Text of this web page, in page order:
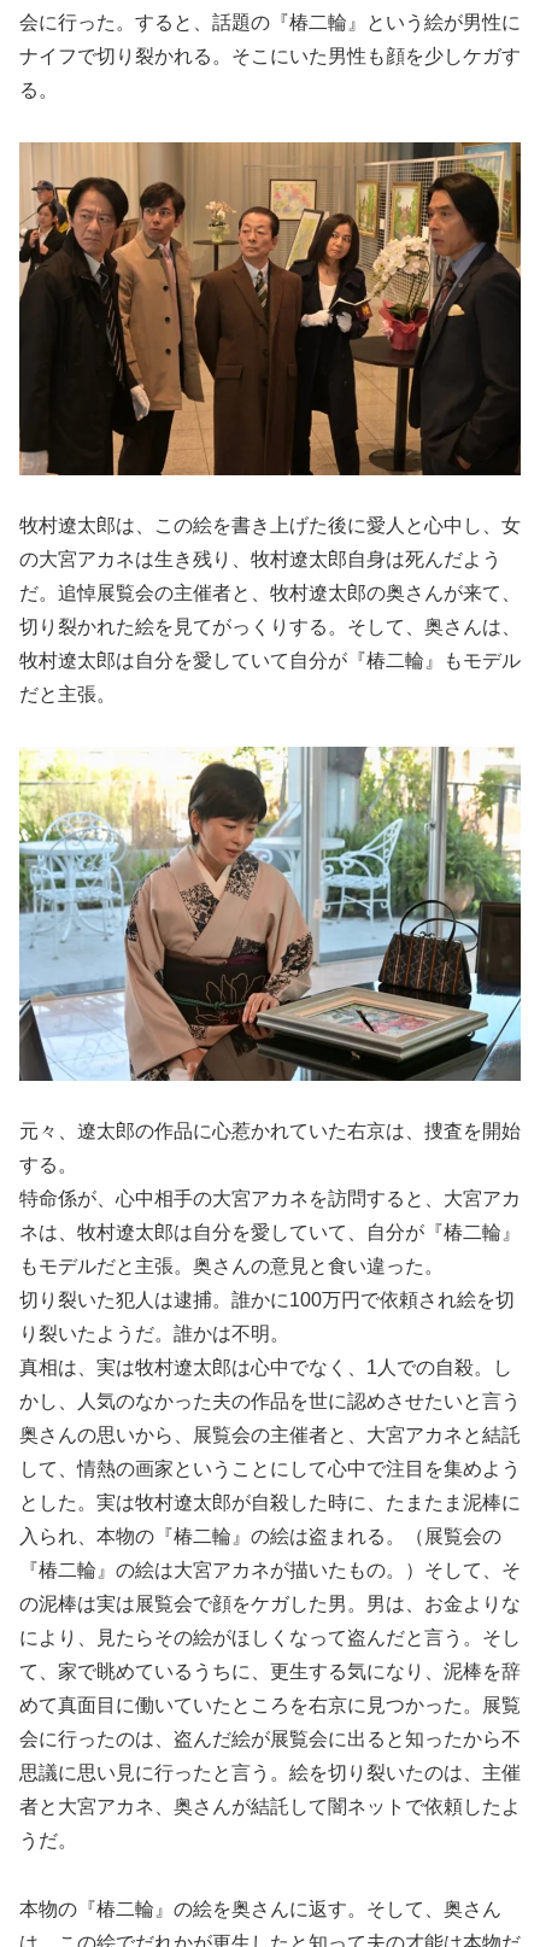
会に行った。すると、話題の『椿二輪』という絵が男性に
ナイフで切り裂かれる。そこにいた男性も顔を少しケガす
る。
牧村遼太郎は、この絵を書き上げた後に愛人と心中し、女
の大宮アカネは生き残り、牧村遼太郎自身は死んだよう
だ。追悼展覧会の主催者と、牧村遼太郎の奥さんが来て、
切り裂かれた絵を見てがっくりする。そして、奥さんは、
牧村遼太郎は自分を愛していて自分が『椿二輪』もモデル
だと主張。
元々、遼太郎の作品に心惹かれていた右京は、捜査を開始
する。
特命係が、心中相手の大宮アカネを訪問すると、大宮アカ
ネは、牧村遼太郎は自分を愛していて、自分が『椿二輪』
もモデルだと主張。奥さんの意見と食い違った。
切り裂いた犯人は逮捕。誰かに100万円で依頼され絵を切
り裂いたようだ。誰かは不明。
真相は、実は牧村遼太郎は心中でなく、1人での自殺。し
かし、人気のなかった夫の作品を世に認めさせたいと言う
奥さんの思いから、展覧会の主催者と、大宮アカネと結託
して、情熱の画家ということにして心中で注目を集めよう
とした。実は牧村遼太郎が自殺した時に、たまたま泥棒に
入られ、本物の『椿二輪』の絵は盗まれる。（展覧会の
『椿二輪』の絵は大宮アカネが描いたもの。）そして、そ
の泥棒は実は展覧会で顔をケガした男。男は、お金よりな
により、見たらその絵がほしくなって盗んだと言う。そし
て、家で眺めているうちに、更生する気になり、泥棒を辞
めて真面目に働いていたところを右京に見つかった。展覧
会に行ったのは、盗んだ絵が展覧会に出ると知ったから不
思議に思い見に行ったと言う。絵を切り裂いたのは、主催
者と大宮アカネ、奥さんが結託して闇ネットで依頼したよ
うだ。
本物の『椿二輪』の絵を奥さんに返す。そして、奥さん
は、この絵でだれかが更生したと知って夫の才能は本物だ